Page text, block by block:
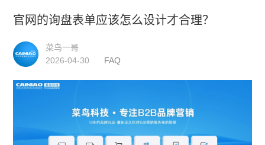
官网的询盘表单应该怎么设计才合理？
菜鸟一哥
2026-04-30
FAQ